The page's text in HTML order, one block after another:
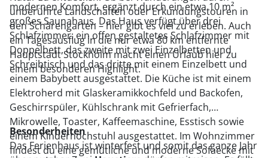
unberührte Landschaften oder Erkundungstouren in
den Schärengarten – hier gibt es viel zu erleben. Auch
ein Tagesausflug in die nur etwa 80 km entfernte
Hauptstadt Stockholm macht einen Urlaub hier zu
einem besonderen Highlight.
modernen Komfort, ergänzt durch ein etwa 10 m²
großes Saunahaus. Das Haus verfügt über drei
Schlafzimmer: ein offen gestaltetes Schlafzimmer mit
Doppelbett, das zweite mit zwei Einzelbetten und
Schreibtisch und das dritte mit einem Einzelbett und
einem Babybett ausgestattet. Die Küche ist mit einem
Elektroherd mit Glaskeramikkochfeld und Backofen,
Geschirrspüler, Kühlschrank mit Gefrierfach,
Mikrowelle, Toaster, Kaffeemaschine, Esstisch sowie
einem Kinderhochstuhl ausgestattet. Im Wohnzimmer
findest du eine gemütliche und moderne Sofaecke mit
Besonderheiten
Das Ferienhaus ist winterfest und somit das ganze Jahr